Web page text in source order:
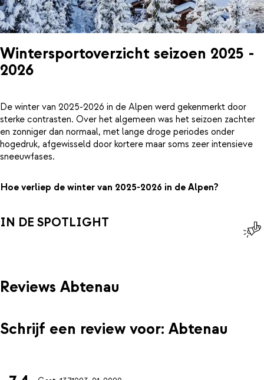
Wintersportoverzicht seizoen 2025 -
2026
De winter van 2025-2026 in de Alpen werd gekenmerkt door
sterke contrasten. Over het algemeen was het seizoen zachter
en zonniger dan normaal, met lange droge periodes onder
hogedruk, afgewisseld door kortere maar soms zeer intensieve
sneeuwfases.
Hoe verliep de winter van 2025-2026 in de Alpen?
IN DE SPOTLIGHT
Reviews Abtenau
Schrijf een review voor: Abtenau